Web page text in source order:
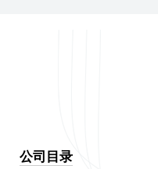
公司目录